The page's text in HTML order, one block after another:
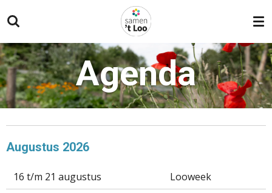
direct
naar
de
hoofdinhoud
Agenda
Augustus 2026
16 t/m 21 augustus
Looweek